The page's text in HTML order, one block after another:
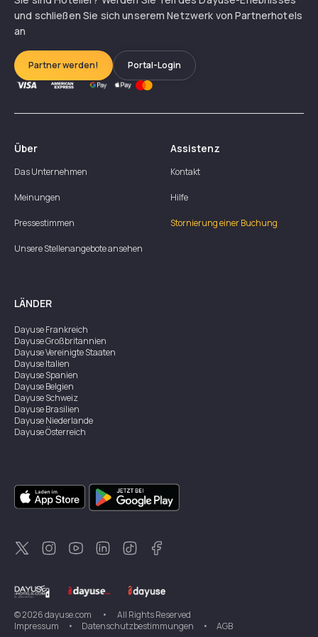
und schließen Sie sich unserem Netzwerk von Partnerhotels
an
Partner werden! Portal-Login
Über
Das Unternehmen
Meinungen
Pressestimmen
Unsere Stellenangebote ansehen
Assistenz
Kontakt
Hilfe
Stornierung einer Buchung
LÄNDER
DayuseFrankreich
DayuseGroßbritannien
DayuseVereinigte Staaten
DayuseItalien
DayuseSpanien
DayuseBelgien
DayuseSchweiz
DayuseBrasilien
DayuseNiederlande
DayuseÖsterreich
DayuseSingapur
DayuseZweden
DayuseThailand
DayuseNeuseeland
DayuseTürkei
©2026dayuse.com •
All Rights Reserved
Impressum
• Datenschutzbestimmungen • AGB